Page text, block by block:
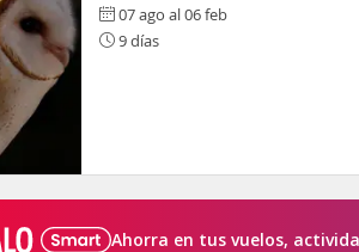
07 ago al 06 feb
9 días
Ahorra en tus vuelos,